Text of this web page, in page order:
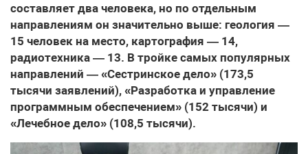
составляет два человека, но по отдельным
направлениям он значительно выше: геология —
15 человек на место, картография — 14,
радиотехника — 13. В тройке самых популярных
направлений — «Сестринское дело» (173,5
тысячи заявлений), «Разработка и управление
программным обеспечением» (152 тысячи) и
«Лечебное дело» (108,5 тысячи).